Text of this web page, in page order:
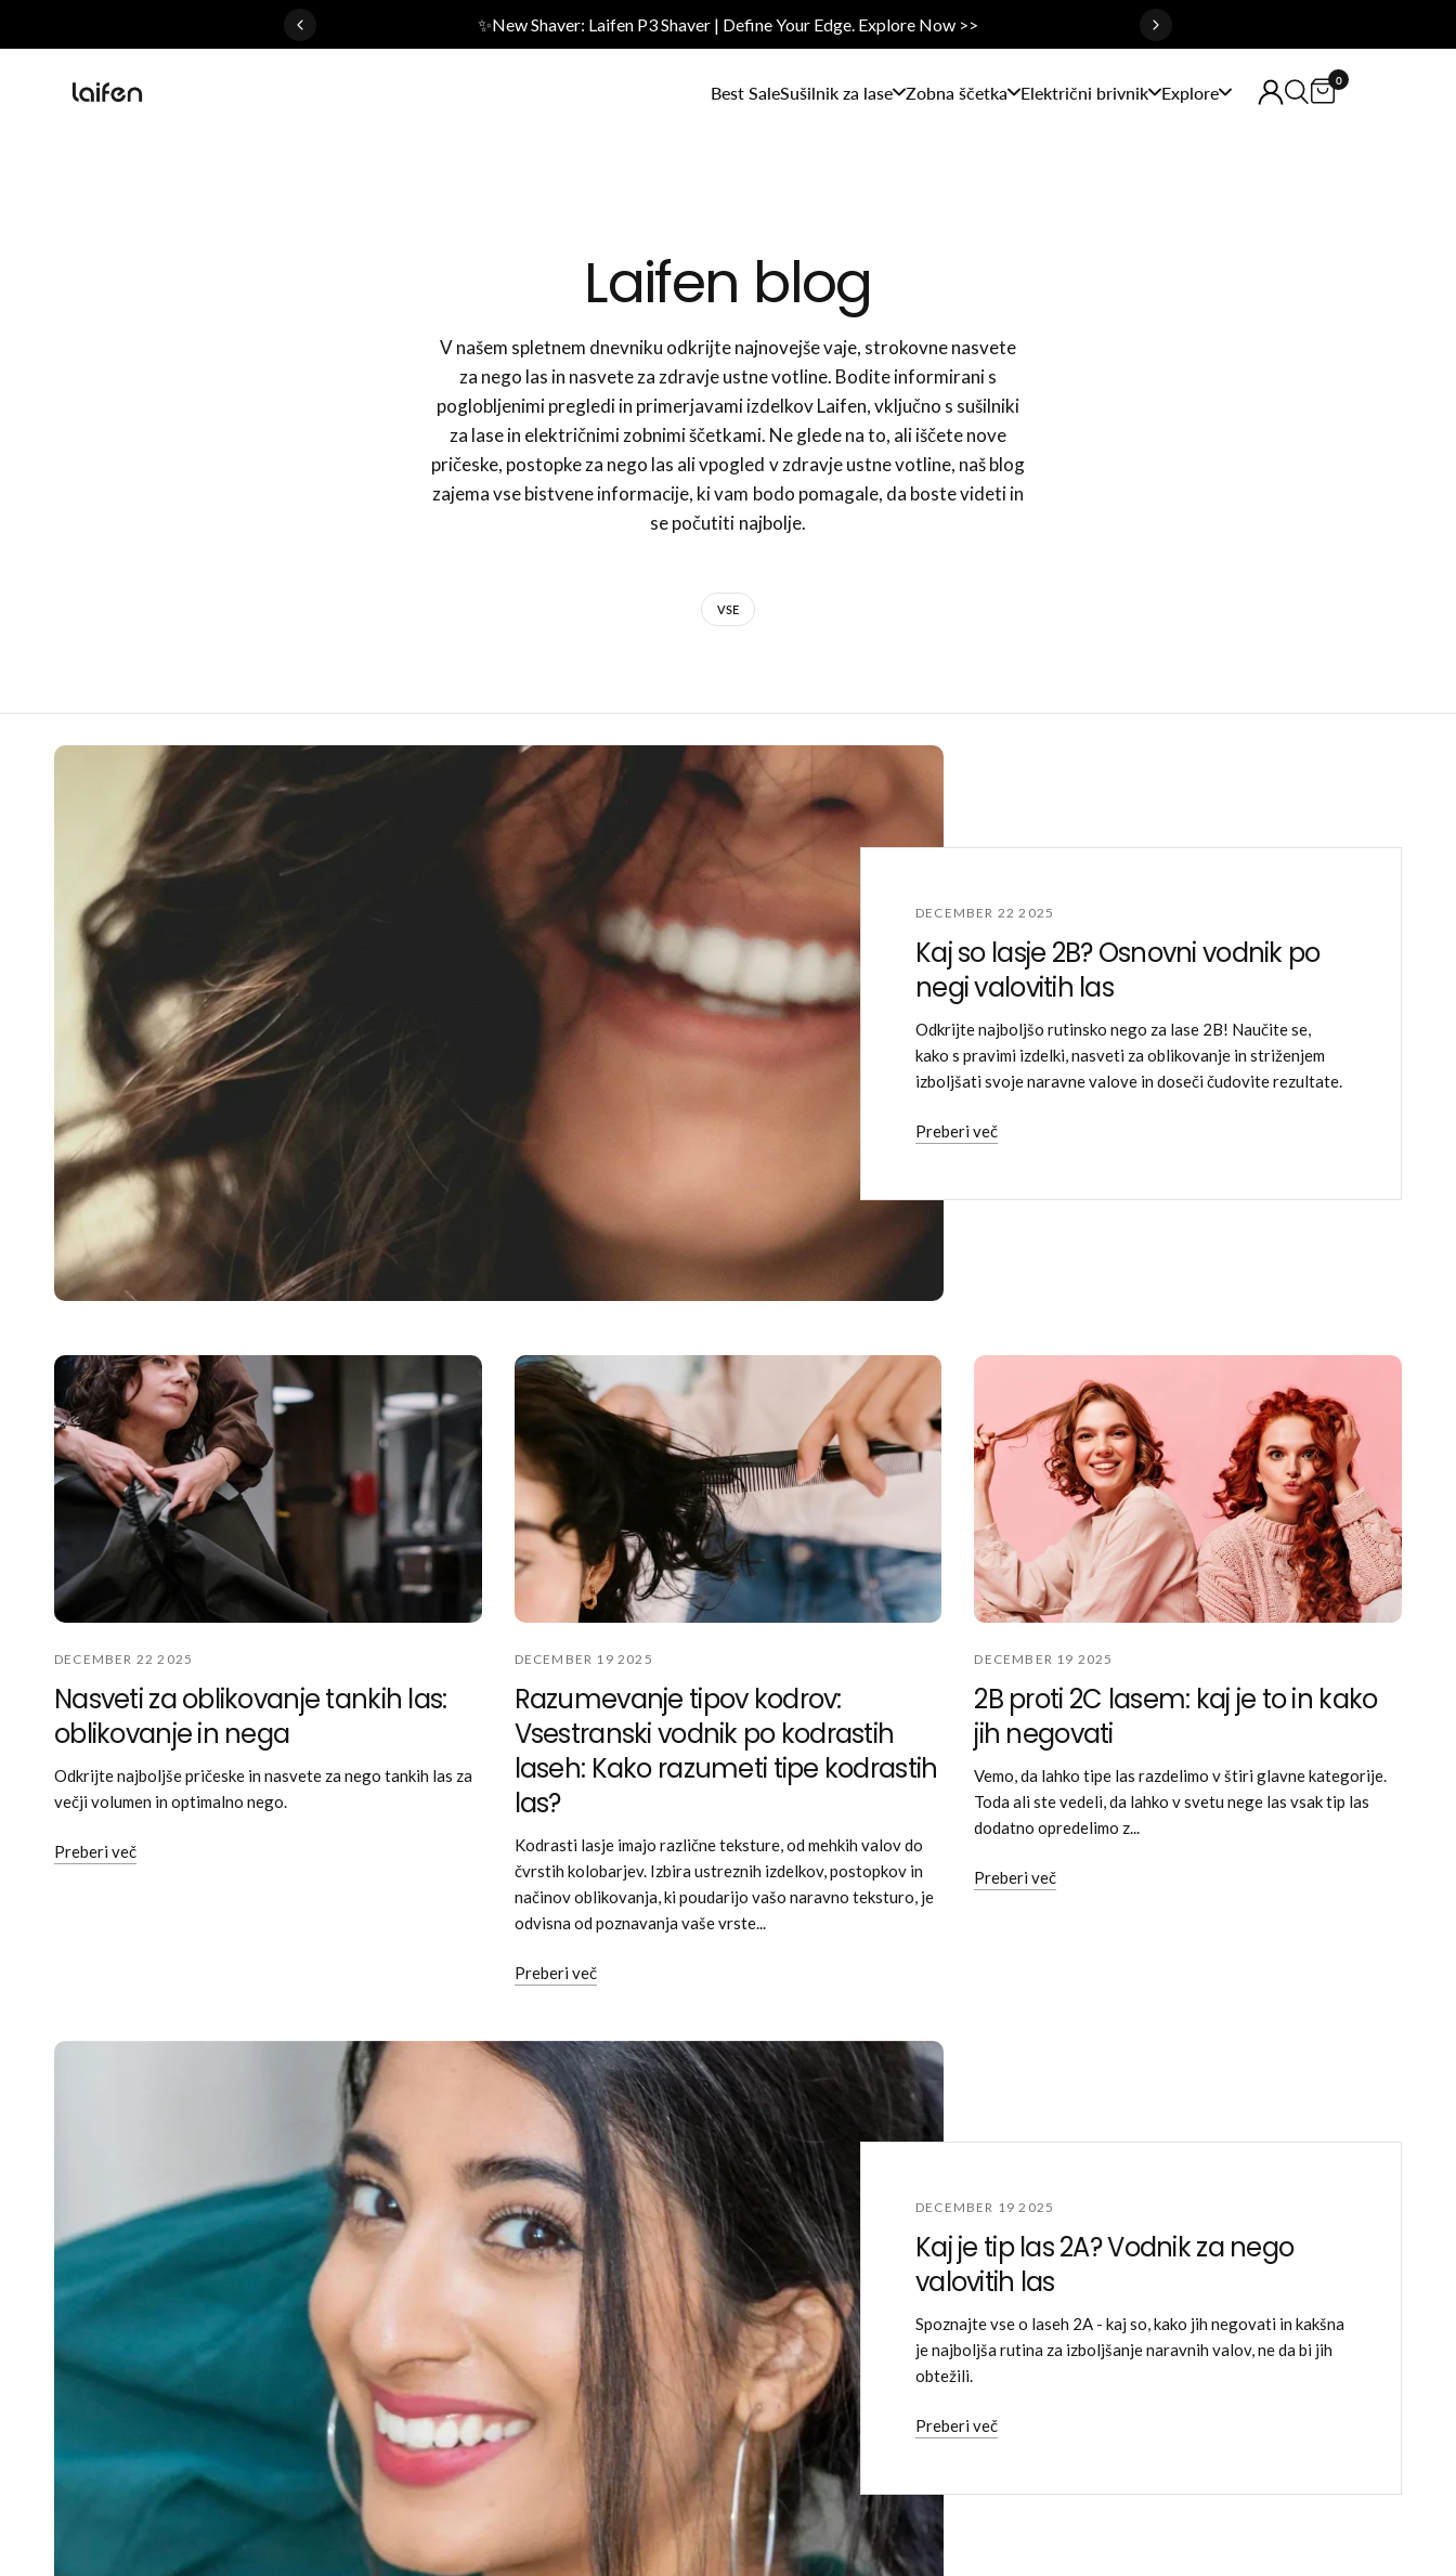
✨New Shaver: Laifen P3 Shaver | Define Your Edge. Explore Now >>
Best SaleSušilnik za lase Zobna ščetka Električni brivnik Explore
0
Laifen blog
V našem spletnem dnevniku odkrijte najnovejše vaje, strokovne nasvete
za nego las in nasvete za zdravje ustne votline. Bodite informirani s
poglobljenimi pregledi in primerjavami izdelkov Laifen, vključno s sušilniki
za lase in električnimi zobnimi ščetkami. Ne glede na to, ali iščete nove
pričeske, postopke za nego las ali vpogled v zdravje ustne votline, naš blog
zajema vse bistvene informacije, ki vam bodo pomagale, da boste videti in
se počutiti najbolje.
VSE
DECEMBER 22 2025
Kaj so lasje 2B? Osnovni vodnik po
negi valovitih las
Odkrijte najboljšo rutinsko nego za lase 2B! Naučite se,
kako s pravimi izdelki, nasveti za oblikovanje in striženjem
izboljšati svoje naravne valove in doseči čudovite rezultate.
Preberi več
DECEMBER 22 2025
Nasveti za oblikovanje tankih las:
oblikovanje in nega
Odkrijte najboljše pričeske in nasvete za nego tankih las za
večji volumen in optimalno nego.
Preberi več
DECEMBER 19 2025
Razumevanje tipov kodrov:
Vsestranski vodnik po kodrastih
laseh: Kako razumeti tipe kodrastih
las?
Kodrasti lasje imajo različne teksture, od mehkih valov do
čvrstih kolobarjev. Izbira ustreznih izdelkov, postopkov in
načinov oblikovanja, ki poudarijo vašo naravno teksturo, je
odvisna od poznavanja vaše vrste...
Preberi več
DECEMBER 19 2025
2B proti 2C lasem: kaj je to in kako
jih negovati
Vemo, da lahko tipe las razdelimo v štiri glavne kategorije.
Toda ali ste vedeli, da lahko v svetu nege las vsak tip las
dodatno opredelimo z...
Preberi več
DECEMBER 19 2025
Kaj je tip las 2A? Vodnik za nego
valovitih las
Spoznajte vse o laseh 2A - kaj so, kako jih negovati in kakšna
je najboljša rutina za izboljšanje naravnih valov, ne da bi jih
obtežili.
Preberi več